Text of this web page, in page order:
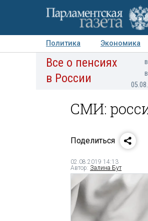
Политика Экономика
Авторы Персоны
Все о пенсиях
в России
СМИ:
Поделиться
02.08.2019 14:13
Автор: Залина Бут